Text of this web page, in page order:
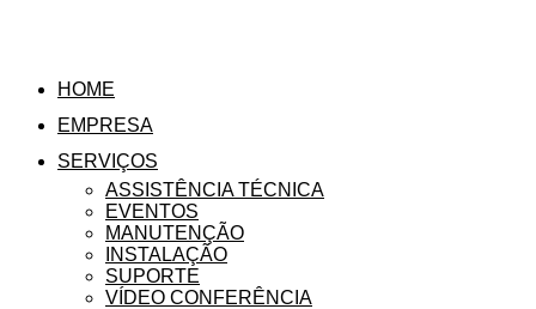
HOME
EMPRESA
SERVIÇOS
ASSISTÊNCIA TÉCNICA
EVENTOS
MANUTENÇÃO
INSTALAÇÃO
SUPORTE
VÍDEO CONFERÊNCIA